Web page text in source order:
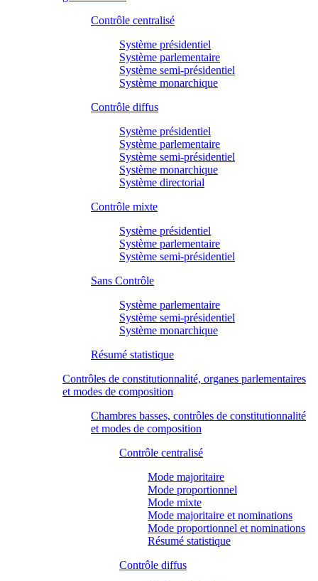
Contrôle centralisé
Système présidentiel
Système parlementaire
Système semi-présidentiel
Système monarchique
Contrôle diffus
Système présidentiel
Système parlementaire
Système semi-présidentiel
Système monarchique
Système directorial
Contrôle mixte
Système présidentiel
Système parlementaire
Système semi-présidentiel
Sans Contrôle
Système parlementaire
Système semi-présidentiel
Système monarchique
Résumé statistique
Contrôles de constitutionnalité, organes parlementaires
et modes de composition
Chambres basses, contrôles de constitutionnalité
et modes de composition
Contrôle centralisé
Mode majoritaire
Mode proportionnel
Mode mixte
Mode majoritaire et nominations
Mode proportionnel et nominations
Résumé statistique
Contrôle diffus